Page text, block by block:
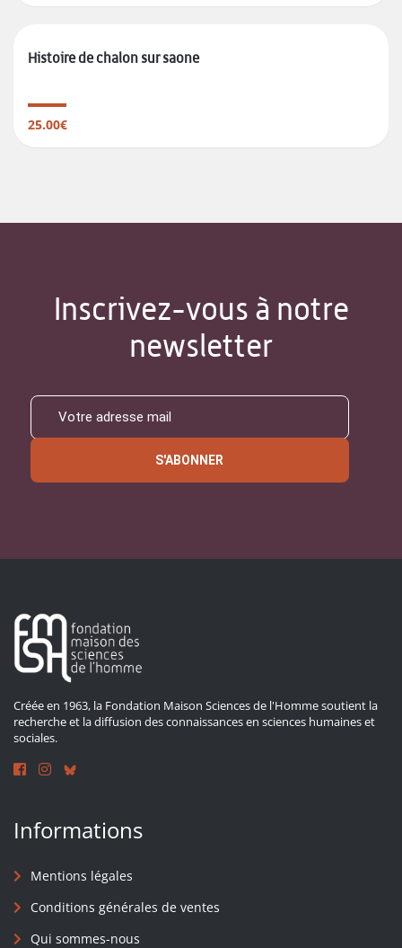
Histoire de chalon sur saone
25.00€
Inscrivez-vous à notre
newsletter
S'ABONNER
Créée en 1963, la Fondation Maison Sciences de l'Homme soutient la
recherche et la diffusion des connaissances en sciences humaines et
sociales.
Informations
Mentions légales
Conditions générales de ventes
Qui sommes-nous